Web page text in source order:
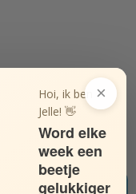
×
Hoi, ik ben
Jelle! 👋
Word elke
week een
beetje
gelukkiger